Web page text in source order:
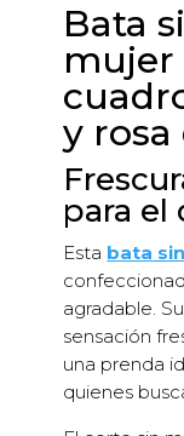
Bata
mujer
y rosa
para el
Esta bata
agradable.
sensación
una prenda
quienes